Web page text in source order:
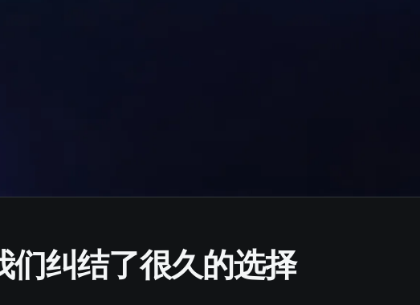
们纠结了很久的选择